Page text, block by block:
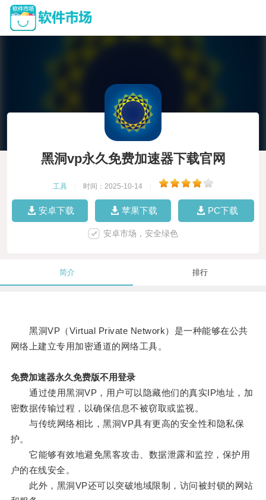
黑洞vp永久免费加速器下载官网
工具 时间：2025-10-14
安卓下载 苹果下载 PC下载
安卓市场，安全绿色
简介 排行
黑洞VP（Virtual Private Network）是一种能够在公共
网络上建立专用加密通道的网络工具。
免费加速器永久免费版不用登录
通过使用黑洞VP，用户可以隐藏他们的真实IP地址，加
密数据传输过程，以确保信息不被窃取或监视。
与传统网络相比，黑洞VP具有更高的安全性和隐私保
护。
它能够有效地避免黑客攻击、数据泄露和监控，保护用
户的在线安全。
此外，黑洞VP还可以突破地域限制，访问被封锁的网站